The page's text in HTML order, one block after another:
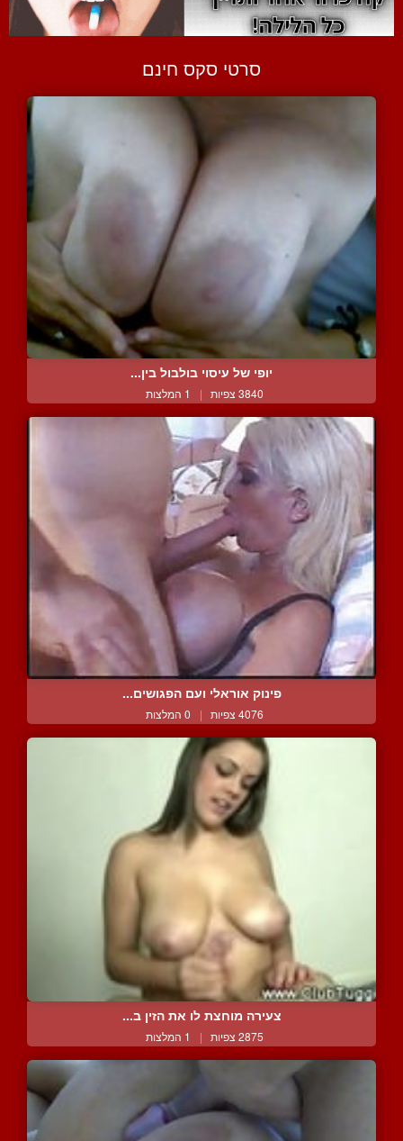
סרטי סקס חינם
יופי של עיסוי בולבול בין...
3840 צפיות | 1 המלצות
פינוק אוראלי ועם הפגושים...
4076 צפיות | 0 המלצות
צעירה מוחצת לו את הזין ב...
2875 צפיות | 1 המלצות